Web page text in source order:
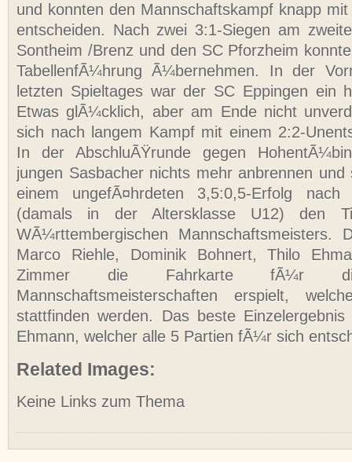
und konnten den Mannschaftskampf knapp
entscheiden. Nach zwei 3:1-Siegen am
Sontheim /Brenz und den SC Pforzheim
TabellenfÃ¼hrung Ã¼bernehmen. In der
letzten Spieltages war der SC Eppingen ein
Etwas glÃ¼cklich, aber am Ende nicht
sich nach langem Kampf mit einem 2:2-
In der AbschluÃŸrunde gegen
jungen Sasbacher nichts mehr anbrennen
einem ungefÃ¤hrdeten 3,5:0,5-Erfolg
(damals in der Altersklasse U12) den
WÃ¼rttembergischen Mannschaftsmeisters.
Marco Riehle, Dominik Bohnert, Thilo
Zimmer die Fahrkarte fÃ¼r
Mannschaftsmeisterschaften erspielt,
stattfinden werden. Das beste
Ehmann, welcher alle 5 Partien fÃ¼r sich
Related Images:
Keine Links zum Thema